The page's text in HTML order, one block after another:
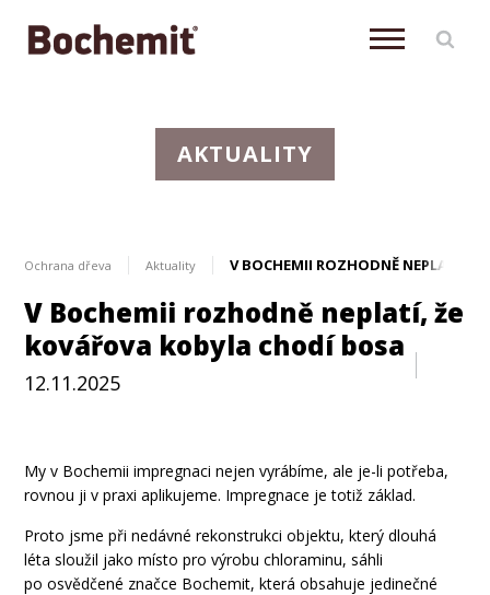
AKTUALITY
Ochrana dřeva Aktuality V BOCHEMII ROZHODNĚ NEPLATÍ,
V Bochemii rozhodně neplatí, že
kovářova kobyla chodí bosa
12.11.2025
My v Bochemii impregnaci nejen vyrábíme, ale je-li potřeba,
rovnou ji v praxi aplikujeme. Impregnace je totiž základ.
Proto jsme při nedávné rekonstrukci objektu, který dlouhá
léta sloužil jako místo pro výrobu chloraminu, sáhli
po osvědčené značce Bochemit, která obsahuje jedinečné